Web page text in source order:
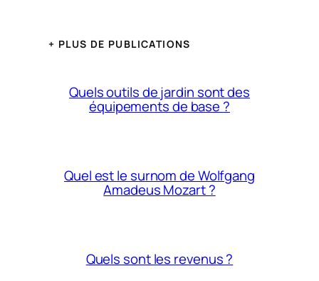
+ PLUS DE PUBLICATIONS
Quels outils de jardin sont des
équipements de base ?
Quel est le surnom de Wolfgang
Amadeus Mozart ?
Quels sont les revenus ?